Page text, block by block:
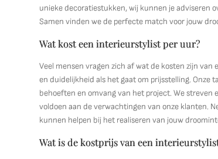
unieke decoratiestukken, wij kunnen je adviseren
Samen vinden we de perfecte match voor jouw
Wat kost een interieurstylist per uur?
Veel mensen vragen zich af wat de kosten zijn
en duidelijkheid als het gaat om prijsstelling.
behoeften en omvang van het project. We streven
voldoen aan de verwachtingen van onze klanten.
kunnen helpen bij het realiseren van jouw
Wat is de kostprijs van een